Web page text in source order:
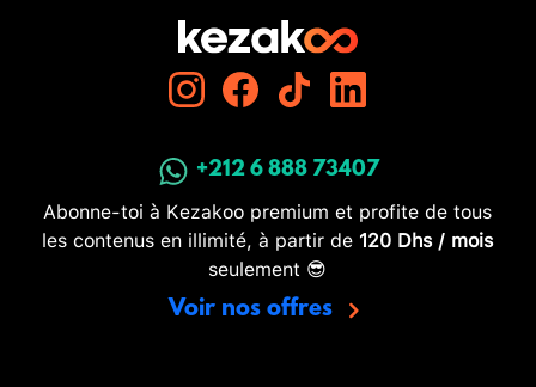
+212 6 888 73407
Abonne-toi à Kezakoo premium et profite de tous
les contenus en illimité, à partir de 120 Dhs / mois
seulement 😎
Voir nos offres